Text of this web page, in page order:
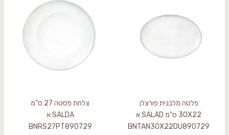
פלטה מלבנית פורצלן
30X22 ס"מ SALAD א
BNTAN30X22DU890729
צלחת פסטה 27 ס"מ
SALDA א
BNRS27PT890729